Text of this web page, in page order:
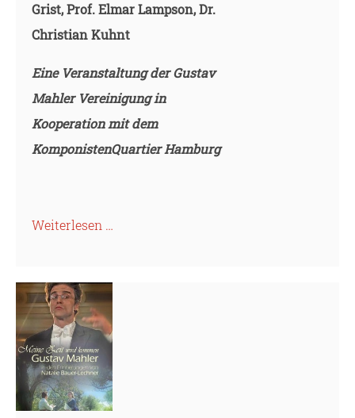
Grist, Prof. Elmar Lampson, Dr.
Christian Kuhnt
Eine Veranstaltung der Gustav
Mahler Vereinigung in
Kooperation mit dem
KomponistenQuartier Hamburg
Weiterlesen …